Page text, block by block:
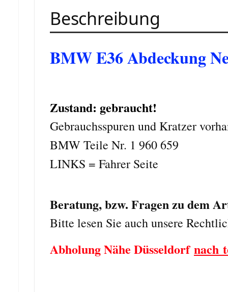
Beschreibung
BMW E36 Abdeckung
Zustand: gebraucht!
Gebrauchsspuren und Kratzer
BMW Teile Nr. 1 960 659
LINKS = Fahrer Seite
Beratung, bzw. Fragen zu dem
Bitte lesen Sie auch unsere
Abholung Nähe Düsseldorfnach